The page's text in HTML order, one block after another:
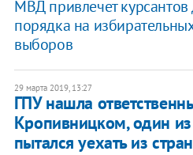
МВД привлечет
порядка на
выборов
29 марта 2019, 13:27
ГПУ нашла
Кропивницком, один
пытался уехать из